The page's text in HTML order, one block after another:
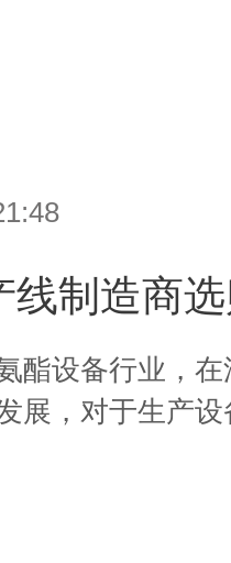
线制造商
酯设备行业，
展，对于生产